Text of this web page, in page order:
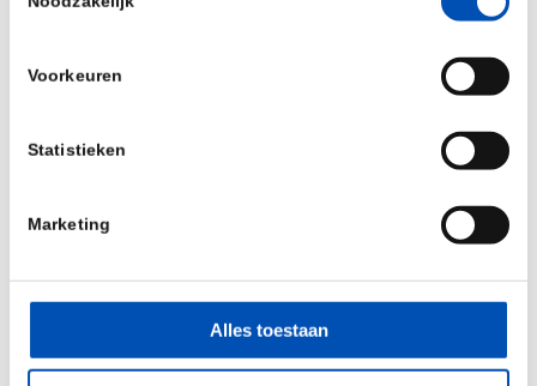
Voorkeuren
Statistieken
Marketing
Alles toestaan
Met een nieuw op te zetten investeringsplatform
kunnen we een brug slaan tussen de publieke
elegante tweetrapsraket kan het
de financieringsgaten voor zowel start-ups als
werken aan innovatieve oplossingen voor onze
maatschappelijke uitdagingen op het gebied van
gezondheid en zorg. Bovendien krijgt daarmee